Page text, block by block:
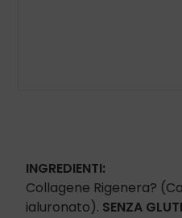
INGREDIENTI:
Collagene Rigenera?
ialuronato). SENZA